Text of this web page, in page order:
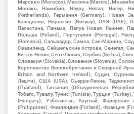
Марокко (Morocco), Мексика (Mexico),
Монако, Намибия, Науру, Непал, Нигер,
(Netherlands), Германия (Germany), Новая
Каледония, Норвегия (Norway), ОАЭ (UAE),
Палестина, Панама, Папуа Новая Гвинея,
Польша (Poland), Португалия (Portugal),
(Romania), Сальвадор, Самоа, Сан-Марино,
Свазиленд, Сейшельские острова, Сенегал,
Китс и Невис, Сент-Люсия, Сербия (Serbia),
Словакия (Slovakia), Словения (Slovenia),
Королевство Великобритании и Северной
Britain and Northern Ireland), Судан,
Лешти), США (USA), Сьерра-Леоне,
(Thailand), Танзания (Объединенная
Тобаго, Тувалу, Тунис (Tunisia), Турция
(Hungary), Узбекистан, Уругвай,
(Philippines), Финляндия (Finland), Франция